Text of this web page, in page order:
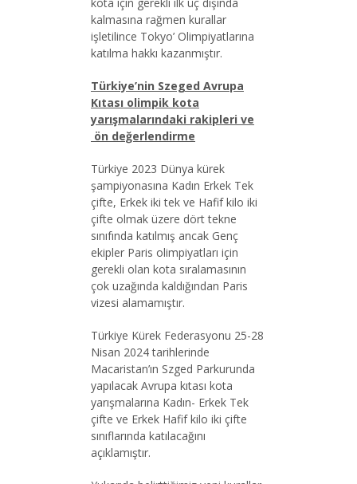
kalmasına rağmen kurallar
işletilince Tokyo’ Olimpiyatlarına
katılma hakkı kazanmıştır.
Türkiye’nin Szeged Avrupa
Kıtası olimpik kota
yarışmalarındaki rakipleri ve
ön değerlendirme
Türkiye 2023 Dünya kürek
şampiyonasına Kadın Erkek Tek
çifte, Erkek iki tek ve Hafif kilo iki
çifte olmak üzere dört tekne
sınıfında katılmış ancak Genç
ekipler Paris olimpiyatları için
gerekli olan kota sıralamasının
çok uzağında kaldığından Paris
vizesi alamamıştır.
Türkiye Kürek Federasyonu 25-28
Nisan 2024 tarihlerinde
Macaristan’ın Szged Parkurunda
yapılacak Avrupa kıtası kota
yarışmalarına Kadın- Erkek Tek
çifte ve Erkek Hafif kilo iki çifte
sınıflarında katılacağını
açıklamıştır.